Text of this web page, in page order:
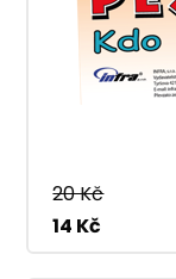
20 Kč
14 Kč